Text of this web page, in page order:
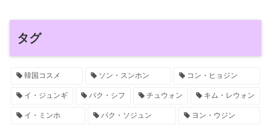
タグ
韓国コスメ ソン・スンホン コン・ヒョジン
イ・ジュンギ パク・シフ チュウォン キム・レウォン
イ・ミンホ パク・ソジュン ヨン・ウジン